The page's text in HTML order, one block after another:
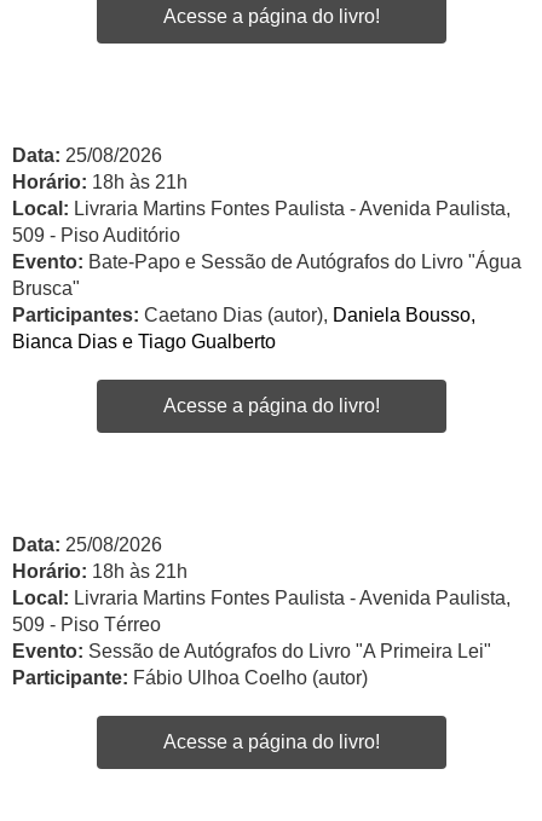
Acesse a página do livro!
Data: 25/08/2026
Horário: 18h às 21h
Local: Livraria Martins Fontes Paulista - Avenida Paulista,
509 - Piso Auditório
Evento: Bate-Papo e Sessão de Autógrafos do Livro "Água
Brusca"
Participantes: Caetano Dias (autor), Daniela Bousso,
Bianca Dias e Tiago Gualberto
Acesse a página do livro!
Data: 25/08/2026
Horário: 18h às 21h
Local: Livraria Martins Fontes Paulista - Avenida Paulista,
509 - Piso Térreo
Evento: Sessão de Autógrafos do Livro "A Primeira Lei"
Participante: Fábio Ulhoa Coelho (autor)
Acesse a página do livro!